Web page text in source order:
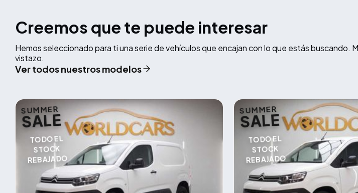
Creemos que te puede interesar
Hemos seleccionado para ti una serie de vehículos que encajan con lo que estás
vistazo.
Ver todos nuestros modelos
SUMMER
SALE
TODO EL
STOCK
REBAJADO
SUMMER
SALE
TODO EL
STOCK
REBAJADO